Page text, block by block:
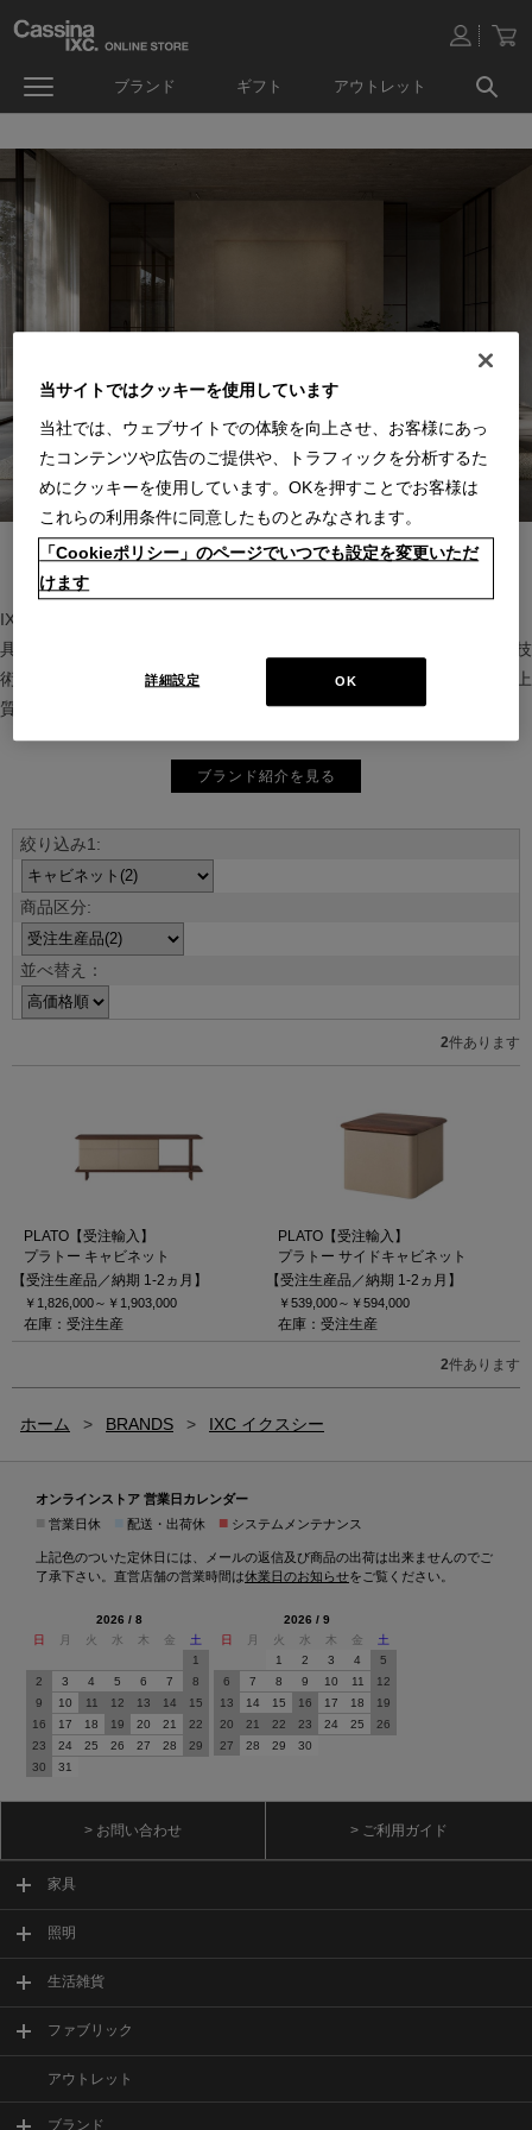
ブランド ギフト アウトレット
IXC（イクスシー）は、”Emotional Minimalism”を掲げるグローバル家
具ブランド。ヨーロッパの家具文化と日本の美意識を融合し、素材や技
術を活かした持続可能で洗練されたインテリアを提案。長く愛される上
質な暮らしを届けます。
ブランド紹介を見る
並べ替え：
2件あります
PLATO【受注輸入】
プラトー キャビネット
【受注生産品／納期 1-2ヵ月】
￥1,826,000～ ￥1,903,000
在庫：受注生産
PLATO【受注輸入】
プラトー サイドキャビネット
【受注生産品／納期 1-2ヵ月】
￥539,000～ ￥594,000
在庫：受注生産
2件あります
ホーム > BRANDS > IXC イクスシー
オンラインストア 営業日カレンダー
営業日休 配送・出荷休 ■ システムメンテナンス
上記色のついた定休日には、メールの返信及び商品の出荷は出来ませんのでご
了承下さい。直営店舗の営業時間は休業日のお知らせをご覧ください。
2026 / 8
日
月 火 水 木 金
土
1
2
3 4 5 6 7
8
9
10 11 12 13 14
15
16
17 18 19 20 21
22
23
24 25 26 27 28
29
30
31
2026 / 9
日
月 火 水 木 金
土
1
2 3 4
5
6
7 8 9 10 11
12
13
14 15 16 17 18
19
20
21 22 23 24 25
26
27
28 29 30
> お問い合わせ > ご利用ガイド
家具
照明
生活雑貨
ファブリック
アウトレット
ブランド
当サイトではクッキーを使用しています
当社では、ウェブサイトでの体験を向上させ、お客様にあっ
たコンテンツや広告のご提供や、トラフィックを分析するた
めにクッキーを使用しています。OKを押すことでお客様は
これらの利用条件に同意したものとみなされます。
「Cookieポリシー」のページでいつでも設定を変更いただ
けます
OK
詳細設定